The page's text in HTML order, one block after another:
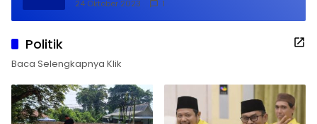
24 Oktober 2023 1
Politik
Baca Selengkapnya Klik